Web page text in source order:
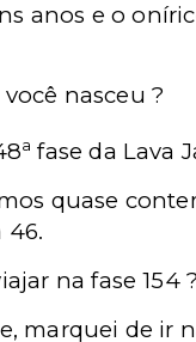
anos e o
nasceu ?
a fase da Lava
quase
46.
na fase 154 ?
marquei de ir